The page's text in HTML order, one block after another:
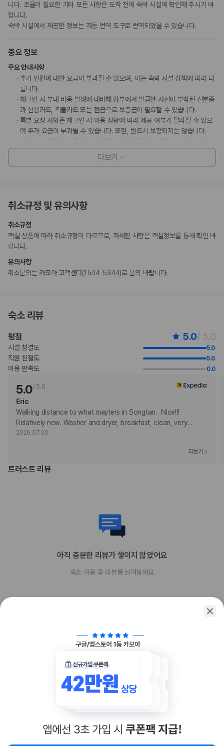
니다. 조율이 필요한 기타 모든 사항은 도착 전에 숙박 시설에 확인해 주시기 바
랍니다.
숙박 시설에서 제공한 정보는 자동 번역 도구로 번역되었을 수 있습니다.
중요 정보
주요 안내사항
추가 인원에 대한 요금이 부과될 수 있으며, 이는 숙박 시설 정책에 따라 다
릅니다.
체크인 시 부대 비용 발생에 대비해 정부에서 발급한 사진이 부착된 신분증
과 신용카드, 직불카드 또는 현금으로 보증금이 필요할 수 있습니다.
특별 요청 사항은 체크인 시 이용 상황에 따라 제공 여부가 달라질 수 있으
며 추가 요금이 부과될 수 있습니다. 또한, 반드시 보장되지는 않습니다.
시설 내 파티 또는 그룹 이벤트는 엄격히 금지됩니다.
부가 정보
추가 안내사항
기타 선택사항
반려동물 동반 시 요금: 1박 기준, 1마리당 USD 15000
장애인 안내 동물의 경우 요금 면제
위 목록에 명시되지 않은 다른 항목이 있을 수 있습니다. 요금 및 보증금은 세전
Carte Blanche
Visa
Diners Club
직불카드
Discover
현금
American Express
JCB International
Mastercard
UnionPay
반려동물
개와 고양이만 허용
더보기
취소규정 및 유의사항
취소규정
객실 상품에 따라 취소규정이 다르므로, 자세한 사항은 객실정보를 통해 확인 바
랍니다.
유의사항
취소문의는 카모아 고객센터(1544-5344)로 문의 바랍니다.
숙소 리뷰
평점 5.0/ 5.0
시설 청결도 5.0
직원 친절도 5.0
이용 만족도 0.0
5.0/ 5.0
Eric
Walking distance to what mayters in Songtan.  Nice!!!
Relatively new. Washer and dryer, breakfast, clean, very…
2026.07.30
더보기
트러스트 리뷰
아직 충분한 리뷰가 쌓이지 않았어요
숙소 이용 후 리뷰를 남겨보세요
함께 가는 친구에게 정보를 공유해보세요
카카오톡 링크복사